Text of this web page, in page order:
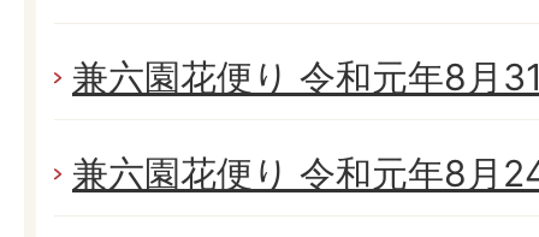
兼六園花便り 令和元年8月
兼六園花便り 令和元年8月